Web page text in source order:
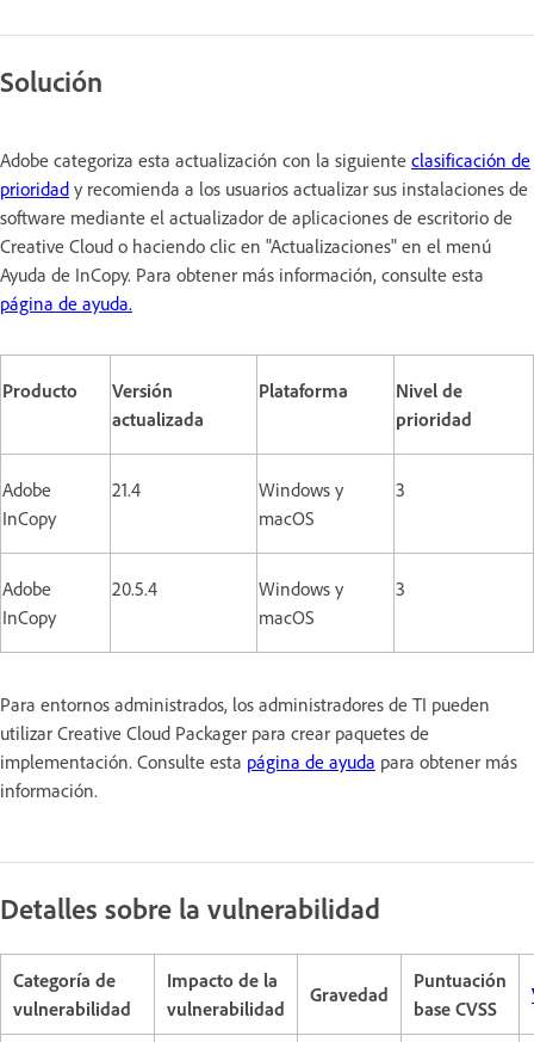
Solución
Adobe categoriza esta actualización con la siguiente clasificación de
prioridad y recomienda a los usuarios actualizar sus instalaciones de
software mediante el actualizador de aplicaciones de escritorio de
Creative Cloud o haciendo clic en "Actualizaciones" en el menú
Ayuda de InCopy. Para obtener más información, consulte esta
página de ayuda.
Producto
Versión
actualizada
Plataforma
Nivel de
prioridad
Adobe
InCopy
21.4
Windows y
macOS
3
Adobe
InCopy
20.5.4
Windows y
macOS
3
Para entornos administrados, los administradores de TI pueden
utilizar Creative Cloud Packager para crear paquetes de
implementación. Consulte esta página de ayuda para obtener más
información.
Detalles sobre la vulnerabilidad
Categoría de
vulnerabilidad
Impacto de la
vulnerabilidad
Gravedad
Puntuación
base CVSS